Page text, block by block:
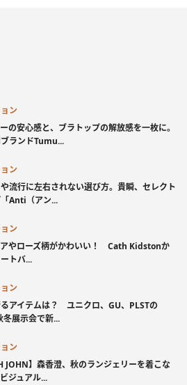
ン
の安心感と、ブラトップの解放感を一枚に。
ランドTumu...
ン
流行に左右されない選び方。貴瞬、セレクト
Anti（アン...
ン
アやローズ柄がかわいい！ Cath Kidstonか
トバ...
ン
アイテムは？ ユニクロ、GU、PLSTの
冬展示会で新...
ン
JOHN】森香澄、秋のランジェリーを着こな
ジュアル...